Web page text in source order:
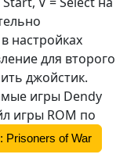
настройках
для второго
джойстик.
игры Dendy
игры ROM по
Prisoners of War